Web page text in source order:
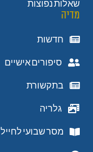
שאלות נפוצות
מדיה
חדשות
סיפורים אישיים
בתקשורת
גלריה
מסר שבועי לחייל